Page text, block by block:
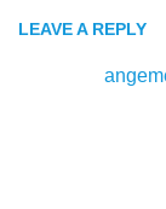
LEAVE A REPLY